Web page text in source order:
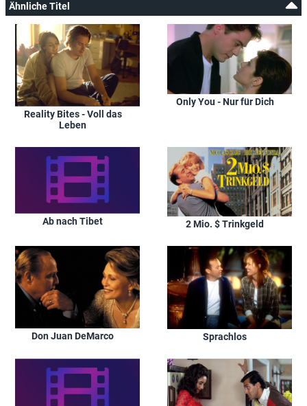
Ähnliche Titel
Reality Bites - Voll das
Leben
Only You - Nur für Dich
Ab nach Tibet 2 Mio. $ Trinkgeld
Don Juan DeMarco Sprachlos